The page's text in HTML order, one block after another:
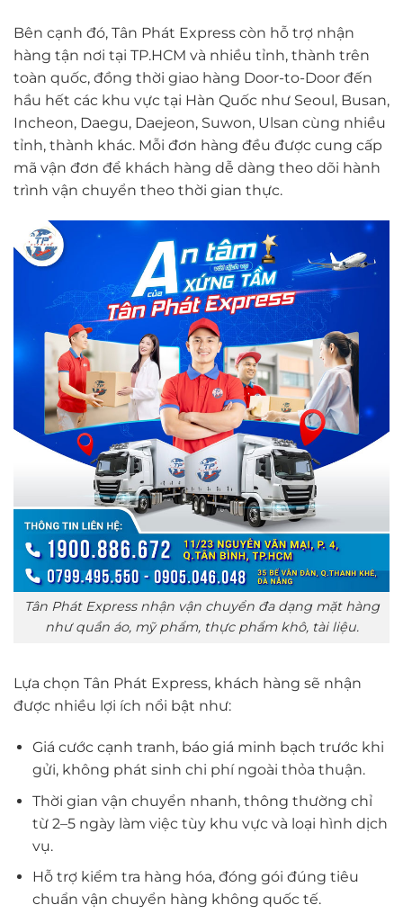
Bên cạnh đó, Tân Phát Express còn hỗ trợ nhận
hàng tận nơi tại TP.HCM và nhiều tỉnh, thành trên
toàn quốc, đồng thời giao hàng Door-to-Door đến
hầu hết các khu vực tại Hàn Quốc như Seoul, Busan,
Incheon, Daegu, Daejeon, Suwon, Ulsan cùng nhiều
tỉnh, thành khác. Mỗi đơn hàng đều được cung cấp
mã vận đơn để khách hàng dễ dàng theo dõi hành
trình vận chuyển theo thời gian thực.
Tân Phát Express nhận vận chuyển đa dạng mặt hàng
như quần áo, mỹ phẩm, thực phẩm khô, tài liệu.
Lựa chọn Tân Phát Express, khách hàng sẽ nhận
được nhiều lợi ích nổi bật như:
Giá cước cạnh tranh, báo giá minh bạch trước khi
gửi, không phát sinh chi phí ngoài thỏa thuận.
Thời gian vận chuyển nhanh, thông thường chỉ
từ 2–5 ngày làm việc tùy khu vực và loại hình dịch
vụ.
Hỗ trợ kiểm tra hàng hóa, đóng gói đúng tiêu
chuẩn vận chuyển hàng không quốc tế.